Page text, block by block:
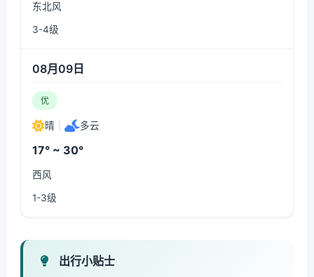
东北风
3-4级
08月09日
优
晴 多云
17° ~ 30°
西风
1-3级
出行小贴士